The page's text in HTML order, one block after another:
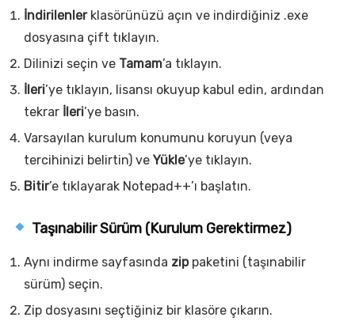
İndirilenlerklasörünüzü açın ve indirdiğiniz .exe
dosyasına çift tıklayın.
Dilinizi seçin ve Tamam’a tıklayın.
İleri’ye tıklayın, lisansı okuyup kabul edin, ardından
tekrar İleri’ye basın.
Varsayılan kurulum konumunu koruyun (veya
tercihinizi belirtin) ve Yükle’ye tıklayın.
Bitir’e tıklayarak Notepad++’ı başlatın.
Taşınabilir Sürüm (Kurulum Gerektirmez)
Aynı indirme sayfasında zippaketini (taşınabilir
sürüm) seçin.
Zip dosyasını seçtiğiniz bir klasöre çıkarın.